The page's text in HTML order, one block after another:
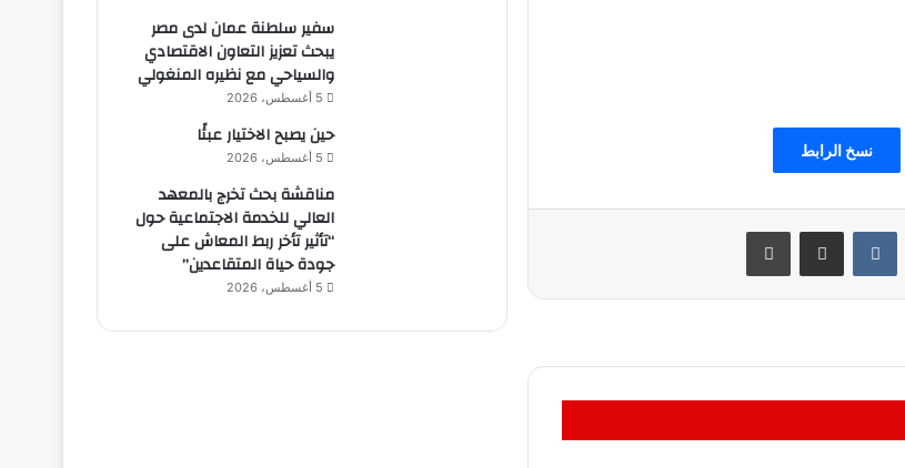
نسخ الرابط
مشاركة عبر البريد طباعة
سفير سلطنة عمان لدى مصر
يبحث تعزيز التعاون الاقتصادي
والسياحي مع نظيره المنغولي
5 أغسطس، 2026
حين يصبح الاختيار عبئًا
5 أغسطس، 2026
مناقشة بحث تخرج بالمعهد
العالي للخدمة الاجتماعية حول
“تأثير تأخر ربط المعاش على
جودة حياة المتقاعدين”
5 أغسطس، 2026